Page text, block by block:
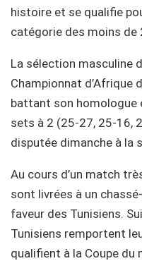
histoire et se qualifie
catégorie des moins de
La sélection masculine
Championnat d’Afrique
battant son homologue
sets à 2 (25-27, 25-16,
disputée dimanche à la
Au cours d’un match
sont livrées à un
faveur des Tunisiens.
Tunisiens remportent
qualifient à la Coupe du